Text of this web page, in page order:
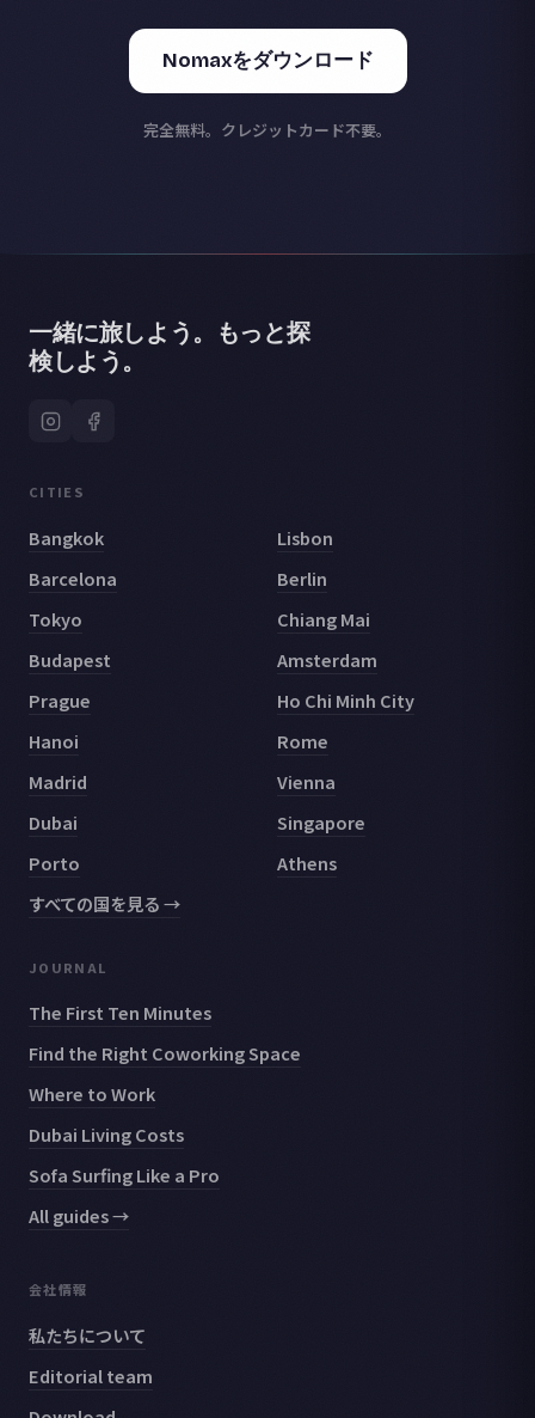
Nomaxをダウンロード
完全無料。クレジットカード不要。
一緒に旅しよう。もっと探
検しよう。
CITIES
Bangkok
Lisbon
Barcelona
Berlin
Tokyo
Chiang Mai
Budapest
Amsterdam
Prague
Ho Chi Minh City
Hanoi
Rome
Madrid
Vienna
Dubai
Singapore
Porto
Athens
すべての国を見る →
JOURNAL
The First Ten Minutes
Find the Right Coworking Space
Where to Work
Dubai Living Costs
Sofa Surfing Like a Pro
All guides →
会社情報
私たちについて
Editorial team